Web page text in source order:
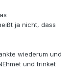
ja nicht, dass
wiederum und
und trinket